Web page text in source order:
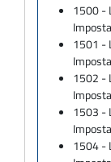
1500 -
1501 -
1502 -
1503 -
1504 -